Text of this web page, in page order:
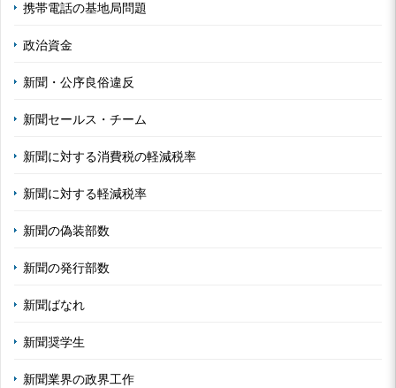
携帯電話の基地局問題
政治資金
新聞・公序良俗違反
新聞セールス・チーム
新聞に対する消費税の軽減税率
新聞に対する軽減税率
新聞の偽装部数
新聞の発行部数
新聞ばなれ
新聞奨学生
新聞業界の政界工作